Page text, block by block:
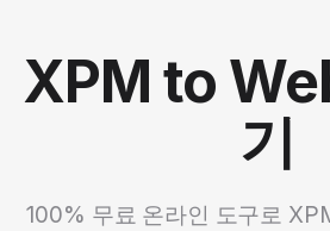
XPM to
기
100% 무료 온라인 도구로